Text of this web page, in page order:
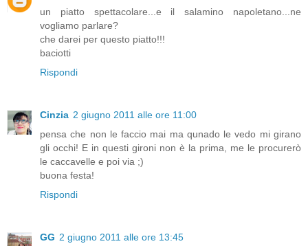
un piatto spettacolare...e il salamino napoletano...ne
vogliamo parlare?
che darei per questo piatto!!!
baciotti
Rispondi
Cinzia 2 giugno 2011 alle ore 11:00
pensa che non le faccio mai ma qunado le vedo mi girano
gli occhi! E in questi gironi non è la prima, me le procurerò
le caccavelle e poi via ;)
buona festa!
Rispondi
GG 2 giugno 2011 alle ore 13:45